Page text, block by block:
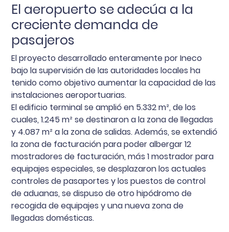
El aeropuerto se adecúa a la
creciente demanda de
pasajeros
El proyecto desarrollado enteramente por Ineco
bajo la supervisión de las autoridades locales ha
tenido como objetivo aumentar la capacidad de las
instalaciones aeroportuarias.
El edificio terminal se amplió en 5.332 m², de los
cuales, 1.245 m² se destinaron a la zona de llegadas
y 4.087 m² a la zona de salidas. Además, se extendió
la zona de facturación para poder albergar 12
mostradores de facturación, más 1 mostrador para
equipajes especiales, se desplazaron los actuales
controles de pasaportes y los puestos de control
de aduanas, se dispuso de otro hipódromo de
recogida de equipajes y una nueva zona de
llegadas domésticas.